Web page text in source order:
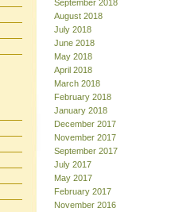
September 2018
August 2018
July 2018
June 2018
May 2018
April 2018
March 2018
February 2018
January 2018
December 2017
November 2017
September 2017
July 2017
May 2017
February 2017
November 2016